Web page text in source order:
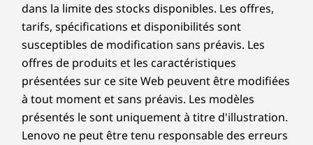
dans la limite des stocks disponibles. Les offres,
tarifs, spécifications et disponibilités sont
susceptibles de modification sans préavis. Les
offres de produits et les caractéristiques
présentées sur ce site Web peuvent être modifiées
à tout moment et sans préavis. Les modèles
présentés le sont uniquement à titre d'illustration.
Lenovo ne peut être tenu responsable des erreurs